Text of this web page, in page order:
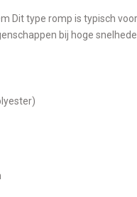
bij hoge